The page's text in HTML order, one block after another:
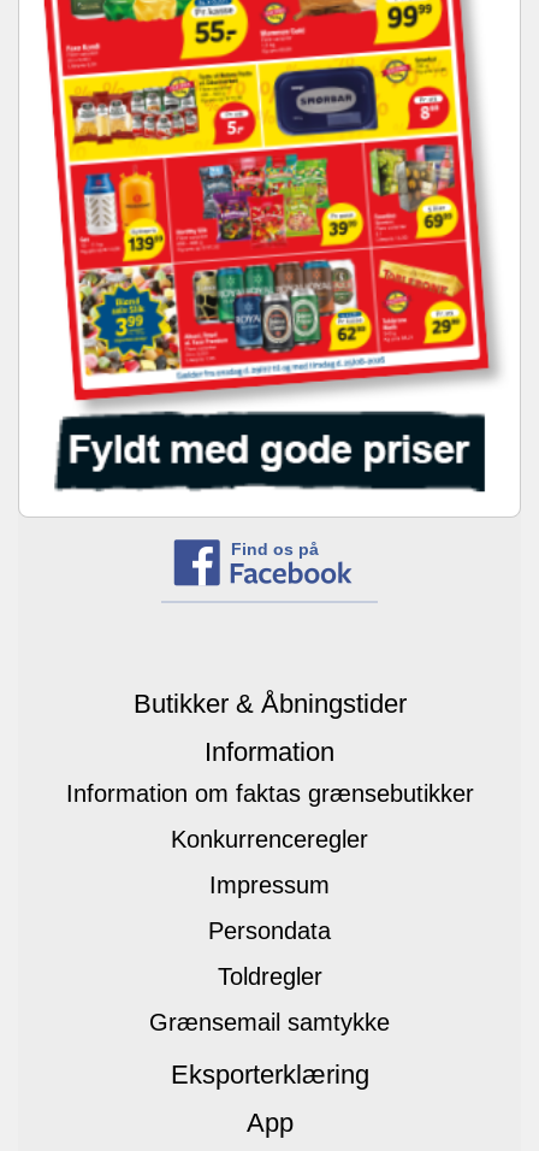
Find os på
Butikker & Åbningstider
Information
Information om faktas grænsebutikker
Konkurrenceregler
Impressum
Persondata
Toldregler
Grænsemail samtykke
Eksporterklæring
App